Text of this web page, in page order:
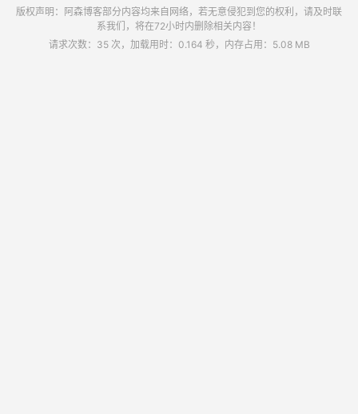
版权声明：阿森博客部分内容均来自网络，若无意侵犯到您的权利，请及时联
系我们，将在72小时内删除相关内容！
请求次数：35 次，加载用时：0.164 秒，内存占用：5.08 MB